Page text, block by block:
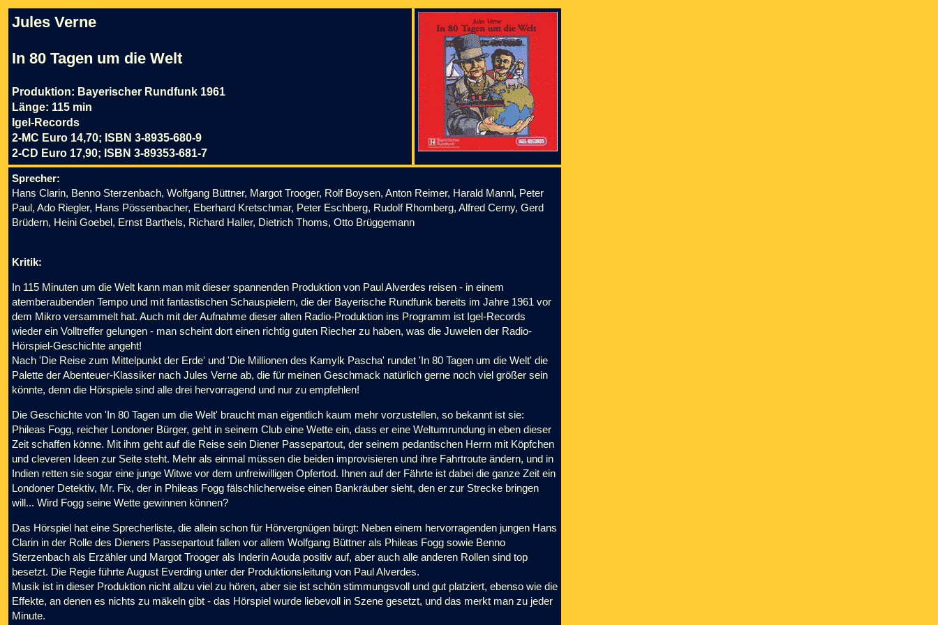
Jules Verne
In 80 Tagen um die Welt
Produktion: Bayerischer Rundfunk 1961
Länge: 115 min
Igel-Records
2-MC Euro 14,70; ISBN 3-8935-680-9
2-CD Euro 17,90; ISBN 3-89353-681-7
Sprecher:
Hans Clarin, Benno Sterzenbach, Wolfgang Büttner, Margot Trooger, Rolf Boysen, Anton Reimer, Harald Mannl, Peter
Paul, Ado Riegler, Hans Pössenbacher, Eberhard Kretschmar, Peter Eschberg, Rudolf Rhomberg, Alfred Cerny, Gerd
Brüdern, Heini Goebel, Ernst Barthels, Richard Haller, Dietrich Thoms, Otto Brüggemann
Kritik:
In 115 Minuten um die Welt kann man mit dieser spannenden Produktion von Paul Alverdes reisen - in einem
atemberaubenden Tempo und mit fantastischen Schauspielern, die der Bayerische Rundfunk bereits im Jahre 1961 vor
dem Mikro versammelt hat. Auch mit der Aufnahme dieser alten Radio-Produktion ins Programm ist Igel-Records
wieder ein Volltreffer gelungen - man scheint dort einen richtig guten Riecher zu haben, was die Juwelen der Radio-
Hörspiel-Geschichte angeht!
Nach 'Die Reise zum Mittelpunkt der Erde' und 'Die Millionen des Kamylk Pascha' rundet 'In 80 Tagen um die Welt' die
Palette der Abenteuer-Klassiker nach Jules Verne ab, die für meinen Geschmack natürlich gerne noch viel größer sein
könnte, denn die Hörspiele sind alle drei hervorragend und nur zu empfehlen!
Die Geschichte von 'In 80 Tagen um die Welt' braucht man eigentlich kaum mehr vorzustellen, so bekannt ist sie:
Phileas Fogg, reicher Londoner Bürger, geht in seinem Club eine Wette ein, dass er eine Weltumrundung in eben dieser
Zeit schaffen könne. Mit ihm geht auf die Reise sein Diener Passepartout, der seinem pedantischen Herrn mit Köpfchen
und cleveren Ideen zur Seite steht. Mehr als einmal müssen die beiden improvisieren und ihre Fahrtroute ändern, und in
Indien retten sie sogar eine junge Witwe vor dem unfreiwilligen Opfertod. Ihnen auf der Fährte ist dabei die ganze Zeit ein
Londoner Detektiv, Mr. Fix, der in Phileas Fogg fälschlicherweise einen Bankräuber sieht, den er zur Strecke bringen
will... Wird Fogg seine Wette gewinnen können?
Das Hörspiel hat eine Sprecherliste, die allein schon für Hörvergnügen bürgt: Neben einem hervorragenden jungen Hans
Clarin in der Rolle des Dieners Passepartout fallen vor allem Wolfgang Büttner als Phileas Fogg sowie Benno
Sterzenbach als Erzähler und Margot Trooger als Inderin Aouda positiv auf, aber auch alle anderen Rollen sind top
besetzt. Die Regie führte August Everding unter der Produktionsleitung von Paul Alverdes.
Musik ist in dieser Produktion nicht allzu viel zu hören, aber sie ist schön stimmungsvoll und gut platziert, ebenso wie die
Effekte, an denen es nichts zu mäkeln gibt - das Hörspiel wurde liebevoll in Szene gesetzt, und das merkt man zu jeder
Minute.